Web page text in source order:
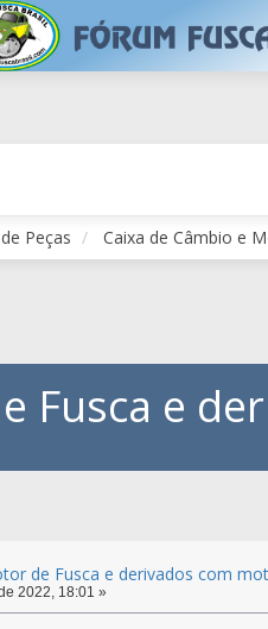
Peças Caixa de Câmbio e
Fusca e
de Fusca e derivados com
2022, 18:01 »